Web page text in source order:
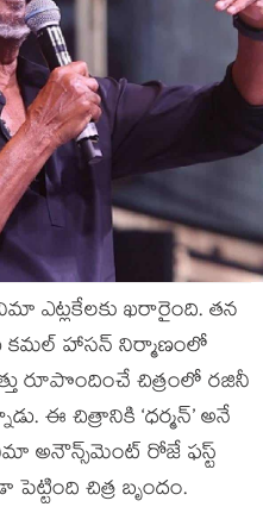
ఎట్లకేలకు ఖరారైంది. తన
కమల్ హాసన్ నిర్మాణంలో
రూపొందించే చిత్రంలో రజినీ
ఈ చిత్రానికి ‘ధర్మన్’ అనే
అనౌన్స్‌మెంట్ రోజే ఫస్ట్
చిత్ర బృందం.